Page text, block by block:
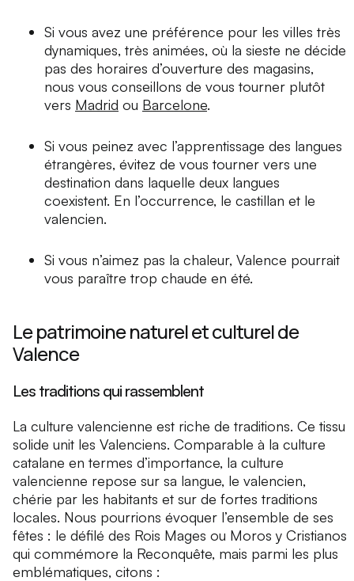
Si vous avez une préférence pour les villes très
dynamiques, très animées, où la sieste ne décide
pas des horaires d’ouverture des magasins,
nous vous conseillons de vous tourner plutôt
vers Madrid ou Barcelone.
Si vous peinez avec l’apprentissage des langues
étrangères, évitez de vous tourner vers une
destination dans laquelle deux langues
coexistent. En l’occurrence, le castillan et le
valencien.
Si vous n’aimez pas la chaleur, Valence pourrait
vous paraître trop chaude en été.
Le patrimoine naturel et culturel de
Valence
Les traditions qui rassemblent
La culture valencienne est riche de traditions. Ce tissu
solide unit les Valenciens. Comparable à la culture
catalane en termes d’importance, la culture
valencienne repose sur sa langue, le valencien,
chérie par les habitants et sur de fortes traditions
locales. Nous pourrions évoquer l’ensemble de ses
fêtes : le défilé des Rois Mages ou Moros y Cristianos
qui commémore la Reconquête, mais parmi les plus
emblématiques, citons :